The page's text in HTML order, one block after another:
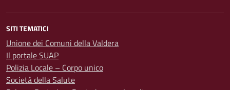
SITI TEMATICI
Unione dei Comuni della Valdera
Il portale SUAP
Polizia Locale – Corpo unico
Società della Salute